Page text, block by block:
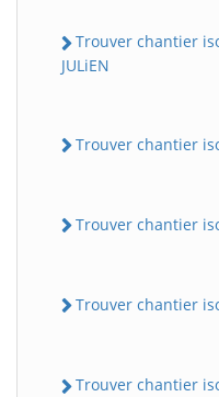
Trouver chantier
JULiEN
Trouver chantier
Trouver chantier
Trouver chantier
Trouver chantier